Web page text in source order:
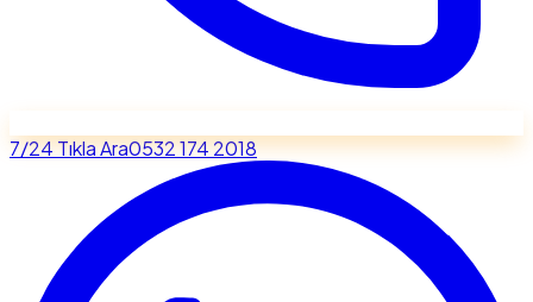
7/24 Tıkla Ara0532 174 2018